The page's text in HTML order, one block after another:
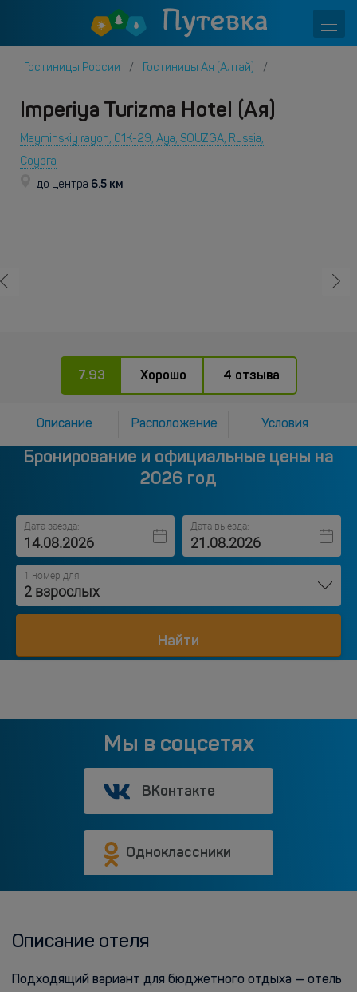
Гостиницы России Гостиницы Ая (Алтай)
Imperiya Turizma Hotel (Ая)
Mayminskiy rayon, 01K-29, Aya, SOUZGA, Russia,
Соузга
до центра 6.5 км
7.93 Хорошо 4 отзыва
Описание Расположение Условия
Бронирование и официальные цены на
2026 год
Дата заезда: Дата выезда:
1 номер для
2 взрослых
Найти
Мы в соцсетях
ВКонтакте
Одноклассники
Описание отеля
Подходящий вариант для бюджетного отдыха — отель